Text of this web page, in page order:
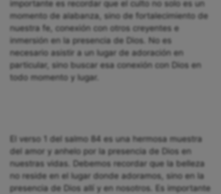
importante es recordar que el culto no solo es un
momento de alabanza, sino de fortalecimiento de
nuestra fe, conexión con otros creyentes e
inmersión en la presencia de Dios. No es
necesario asistir a un lugar de adoración en
particular, sino buscar esa conexión con Dios en
todo momento y lugar.
El verso 1 del salmo 84 es una hermosa muestra
del amor y anhelo por la presencia de Dios en
nuestras vidas. Debemos recordar que la belleza
no reside en el lugar donde adoramos, sino en la
presencia de Dios allí y en nosotros. Es importante